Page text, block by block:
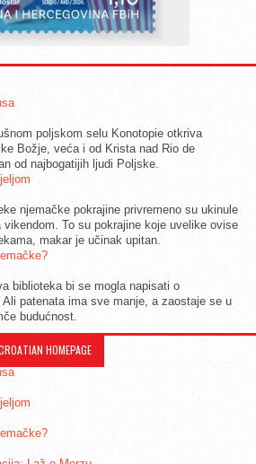
poljskom selu Konotopie otkriva
Božje, veća i od Krista nad Rio de
od najbogatijih ljudi Poljske.
njemačke pokrajine privremeno su ukinule
vikendom. To su pokrajine koje uvelike ovise
makar je učinak upitan.
biblioteka bi se mogla napisati o
patenata ima sve manje, a zaostaje se u
budućnost.
HOMEPAGE